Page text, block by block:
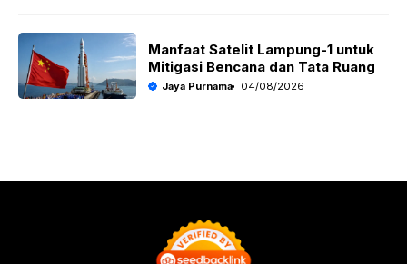
Manfaat Satelit Lampung-1 untuk
Mitigasi Bencana dan Tata Ruang
Jaya Purnama 04/08/2026